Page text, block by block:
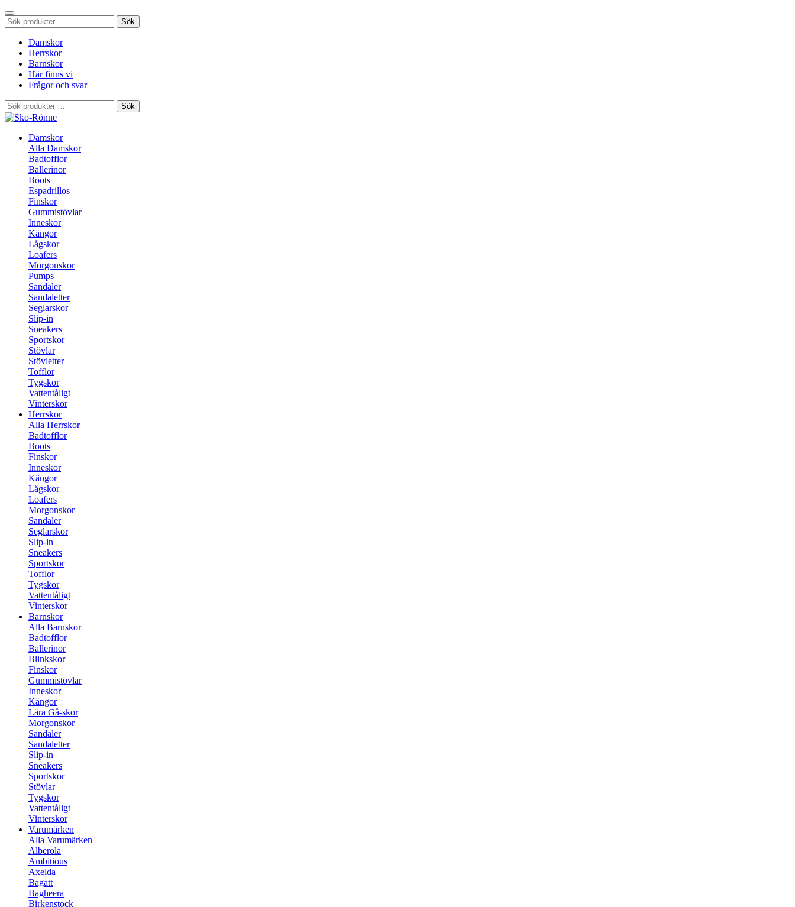
Sök
efter:
Sök
Damskor
Herrskor
Barnskor
Här finns vi
Frågor och svar
Sök
efter:
Sök
Damskor
Alla Damskor
Badtofflor
Ballerinor
Boots
Espadrillos
Finskor
Gummistövlar
Inneskor
Kängor
Lågskor
Loafers
Morgonskor
Pumps
Sandaler
Sandaletter
Seglarskor
Slip-in
Sneakers
Sportskor
Stövlar
Stövletter
Tofflor
Tygskor
Vattentåligt
Vinterskor
Herrskor
Alla Herrskor
Badtofflor
Boots
Finskor
Inneskor
Kängor
Lågskor
Loafers
Morgonskor
Sandaler
Seglarskor
Slip-in
Sneakers
Sportskor
Tofflor
Tygskor
Vattentåligt
Vinterskor
Barnskor
Alla Barnskor
Badtofflor
Ballerinor
Blinkskor
Finskor
Gummistövlar
Inneskor
Kängor
Lära Gå-skor
Morgonskor
Sandaler
Sandaletter
Slip-in
Sneakers
Sportskor
Stövlar
Tygskor
Vattentåligt
Vinterskor
Varumärken
Alla Varumärken
Alberola
Ambitious
Axelda
Bagatt
Bagheera
Birkenstock